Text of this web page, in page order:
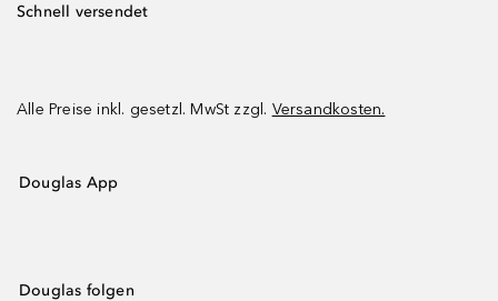
Schnell versendet
Alle Preise inkl. gesetzl. MwSt zzgl. Versandkosten.
Douglas App
Douglas folgen